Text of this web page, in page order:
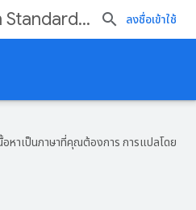
Civics Common Standard Data Specification ลงชื่อเข้าใช้
อหาเป็นภาษาที่คุณต้องการ การแปลโดย